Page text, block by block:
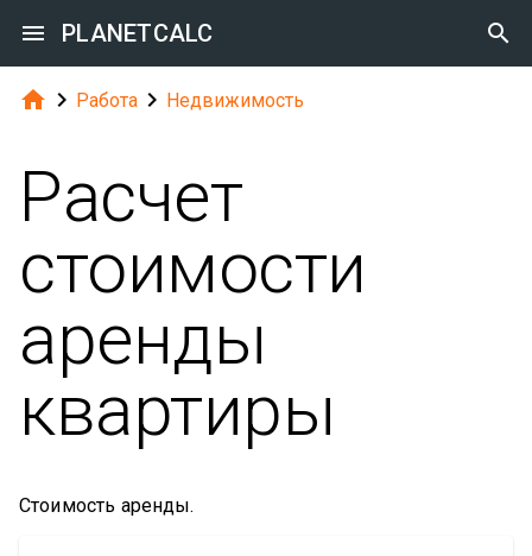
 PLANETCALC 
  Работа  Недвижимость
Расчет
стоимости
аренды
квартиры
Стоимость аренды.